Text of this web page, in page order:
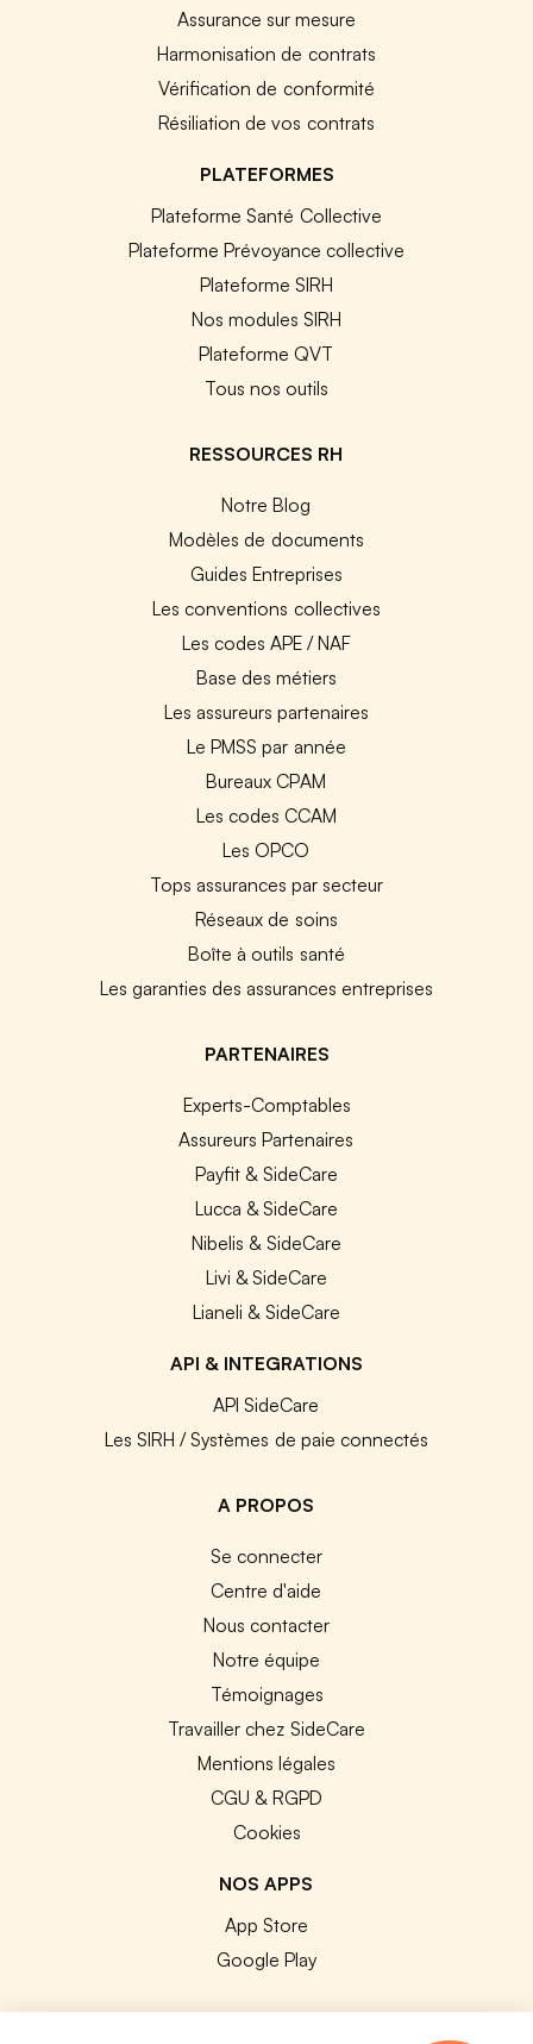
Assurance sur mesure
Harmonisation de contrats
Vérification de conformité
Résiliation de vos contrats
PLATEFORMES
Plateforme Santé Collective
Plateforme Prévoyance collective
Plateforme SIRH
Nos modules SIRH
Plateforme QVT
Tous nos outils
RESSOURCES RH
Notre Blog
Modèles de documents
Guides Entreprises
Les conventions collectives
Les codes APE / NAF
Base des métiers
Les assureurs partenaires
Le PMSS par année
Bureaux CPAM
Les codes CCAM
Les OPCO
Tops assurances par secteur
Réseaux de soins
Boîte à outils santé
Les garanties des assurances entreprises
PARTENAIRES
Experts-Comptables
Assureurs Partenaires
Payfit & SideCare
Lucca & SideCare
Nibelis & SideCare
Livi & SideCare
Lianeli & SideCare
API & INTEGRATIONS
API SideCare
Les SIRH / Systèmes de paie connectés
A PROPOS
Se connecter
Centre d'aide
Nous contacter
Notre équipe
Témoignages
Travailler chez SideCare
Mentions légales
CGU & RGPD
Cookies
NOS APPS
App Store
Google Play